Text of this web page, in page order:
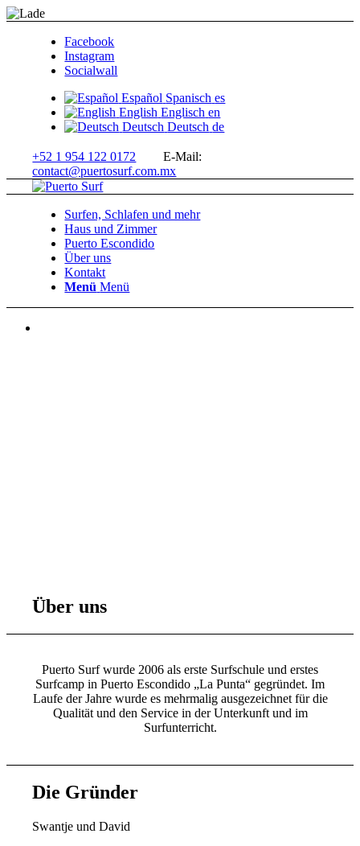
Facebook
Instagram
Socialwall
Español Spanisch es
English Englisch en
Deutsch Deutsch de
+52 1 954 122 0172
E-Mail:
contact@puertosurf.com.mx
Surfen, Schlafen und mehr
Haus und Zimmer
Puerto Escondido
Über uns
Kontakt
Menü Menü
Über uns
Puerto Surf wurde 2006 als erste Surfschule und erstes
Surfcamp in Puerto Escondido „La Punta“ gegründet. Im
Laufe der Jahre wurde es mehrmalig ausgezeichnet für die
Qualität und den Service in der Unterkunft und im
Surfunterricht.
Die Gründer
Swantje und David